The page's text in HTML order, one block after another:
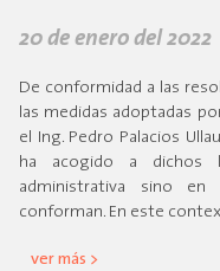
20 de enero del 2022
De conformidad a las
las medidas adoptadas
el Ing. Pedro Palacios
ha acogido a dichos
administrativa sino en
conforman. En este
ver más >